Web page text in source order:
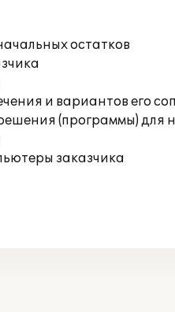
остатков
и вариантов его
(программы) для
заказчика